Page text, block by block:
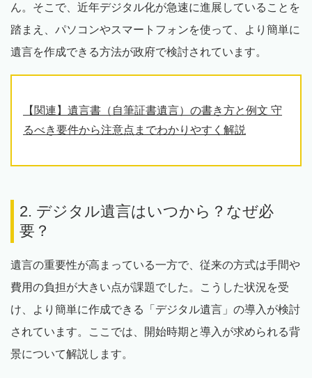
ん。そこで、近年デジタル化が急速に進展していることを
踏まえ、パソコンやスマートフォンを使って、より簡単に
遺言を作成できる方法が政府で検討されています。
【関連】遺言書（自筆証書遺言）の書き方と例文 守
るべき要件から注意点までわかりやすく解説
2. デジタル遺言はいつから？なぜ必
要？
遺言の重要性が高まっている一方で、従来の方式は手間や
費用の負担が大きい点が課題でした。こうした状況を受
け、より簡単に作成できる「デジタル遺言」の導入が検討
されています。ここでは、開始時期と導入が求められる背
景について解説します。